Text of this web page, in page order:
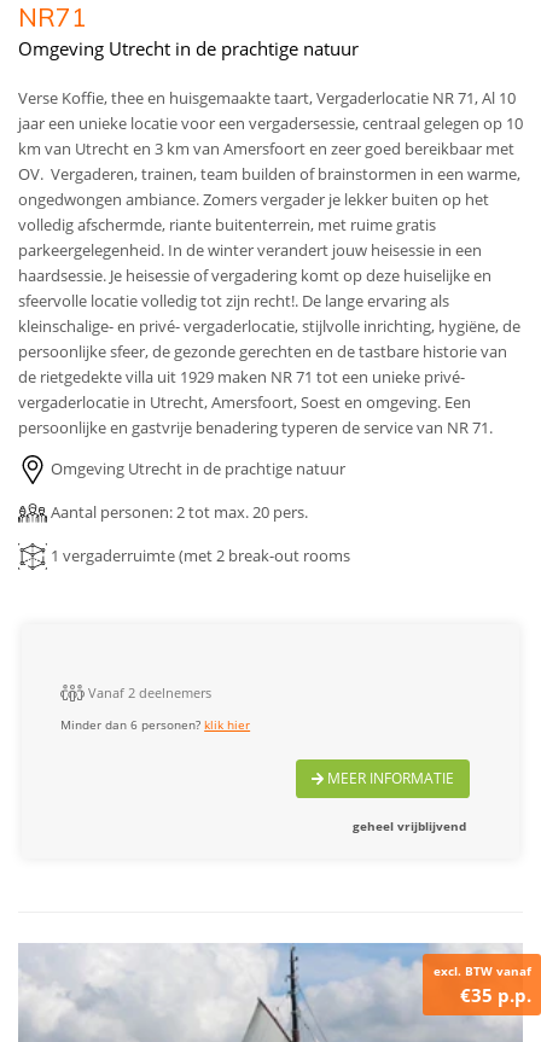
NR71
Omgeving Utrecht in de prachtige natuur
Verse Koffie, thee en huisgemaakte taart, Vergaderlocatie NR 71, Al 10
jaar een unieke locatie voor een vergadersessie, centraal gelegen op 10
km van Utrecht en 3 km van Amersfoort en zeer goed bereikbaar met
OV. Vergaderen, trainen, team builden of brainstormen in een warme,
ongedwongen ambiance. Zomers vergader je lekker buiten op het
volledig afschermde, riante buitenterrein, met ruime gratis
parkeergelegenheid. In de winter verandert jouw heisessie in een
haardsessie. Je heisessie of vergadering komt op deze huiselijke en
sfeervolle locatie volledig tot zijn recht!. De lange ervaring als
kleinschalige- en privé- vergaderlocatie, stijlvolle inrichting, hygiëne, de
persoonlijke sfeer, de gezonde gerechten en de tastbare historie van
de rietgedekte villa uit 1929 maken NR 71 tot een unieke privé-
vergaderlocatie in Utrecht, Amersfoort, Soest en omgeving. Een
persoonlijke en gastvrije benadering typeren de service van NR 71.
Omgeving Utrecht in de prachtige natuur
Aantal personen: 2 tot max. 20 pers.
1 vergaderruimte (met 2 break-out rooms
Vanaf 2 deelnemers
Minder dan 6 personen?klik hier
MEER INFORMATIE
geheel vrijblijvend
excl. BTW vanaf
€35 p.p.